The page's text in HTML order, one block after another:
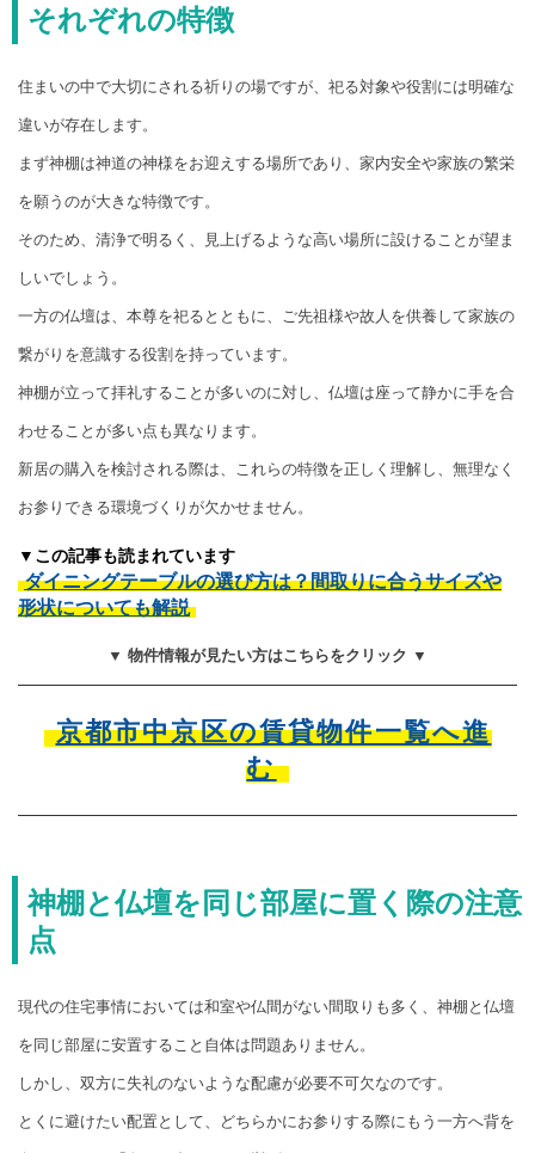
それぞれの特徴
住まいの中で大切にされる祈りの場ですが、祀る対象や役割には明確な
違いが存在します。
まず神棚は神道の神様をお迎えする場所であり、家内安全や家族の繁栄
を願うのが大きな特徴です。
そのため、清浄で明るく、見上げるような高い場所に設けることが望ま
しいでしょう。
一方の仏壇は、本尊を祀るとともに、ご先祖様や故人を供養して家族の
繋がりを意識する役割を持っています。
神棚が立って拝礼することが多いのに対し、仏壇は座って静かに手を合
わせることが多い点も異なります。
新居の購入を検討される際は、これらの特徴を正しく理解し、無理なく
お参りできる環境づくりが欠かせません。
▼この記事も読まれています
ダイニングテーブルの選び方は？間取りに合うサイズや
形状についても解説
▼ 物件情報が見たい方はこちらをクリック ▼
京都市中京区の賃貸物件一覧へ進
む
神棚と仏壇を同じ部屋に置く際の注意
点
現代の住宅事情においては和室や仏間がない間取りも多く、神棚と仏壇
を同じ部屋に安置すること自体は問題ありません。
しかし、双方に失礼のないような配慮が必要不可欠なのです。
とくに避けたい配置として、どちらかにお参りする際にもう一方へ背を